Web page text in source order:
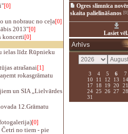
[0]
un nobrauc no ceļa[0]
2013"[0]
koncerti[0]
ielas līdz Rūpnieku
atrašanai[1]
rokasgrāmatu
un SIA „Lielvārdes
12.Grāmatu
[0]
no tiem - pie
Ogres slimnīca
skaita palielināšanos [0]
Lasiet
Arhīvs
3
4 5 6 7
10
11 12 13 14
17
18 19 20 21
24 25 26 27 28
31